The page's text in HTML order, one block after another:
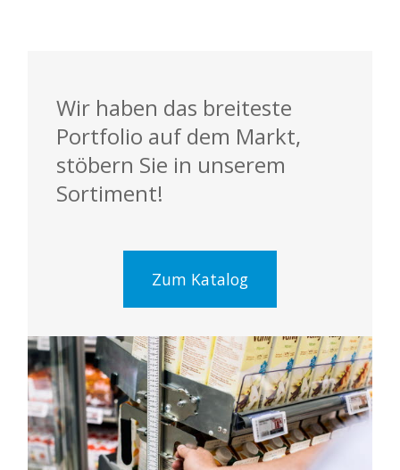
Wir haben das breiteste
Portfolio auf dem Markt,
stöbern Sie in unserem
Sortiment!
Zum Katalog